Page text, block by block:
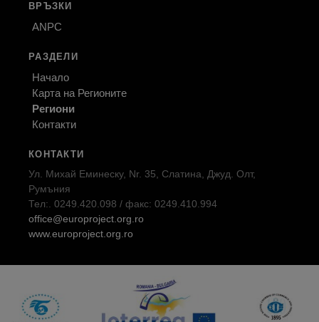
ВРЪЗКИ
ANPC
РАЗДЕЛИ
Начало
Карта на Регионите
Региони
Контакти
КОНТАКТИ
Ул. Михай Еминеску, Nr. 35, Слатина, Джуд. Олт,
Румъния
Тел:. 0249.420.098 / факс: 0249.410.994
office@europroject.org.ro
www.europroject.org.ro